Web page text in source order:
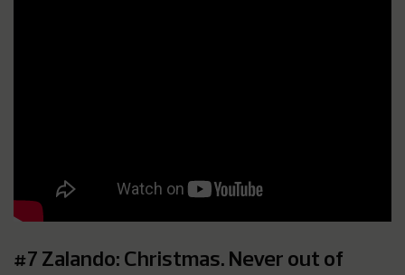
#7 Zalando: Christmas. Never out of